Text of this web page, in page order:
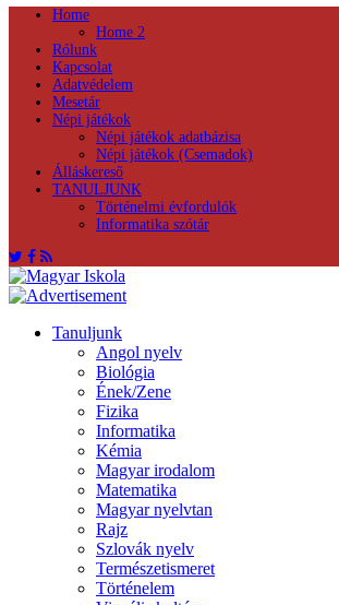
Home
Home 2
Rólunk
Kapcsolat
Adatvédelem
Mesetár
Népi játékok
Népi játékok adatbázisa
Népi játékok (Csemadok)
Álláskereső
TANULJUNK
Történelmi évfordulók
Informatika szótár
Tanuljunk
Angol nyelv
Biológia
Ének/Zene
Fizika
Informatika
Kémia
Magyar irodalom
Matematika
Magyar nyelvtan
Rajz
Szlovák nyelv
Természetismeret
Történelem